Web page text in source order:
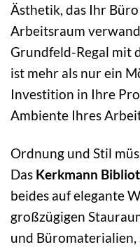
Ästhetik, das Ihr
Arbeitsraum
Grundfeld-Regal mit
ist mehr als nur ein
Investition in Ihre
Ambiente Ihres
Ordnung und Stil
Das Kerkmann
beides auf elegante
großzügigen
und